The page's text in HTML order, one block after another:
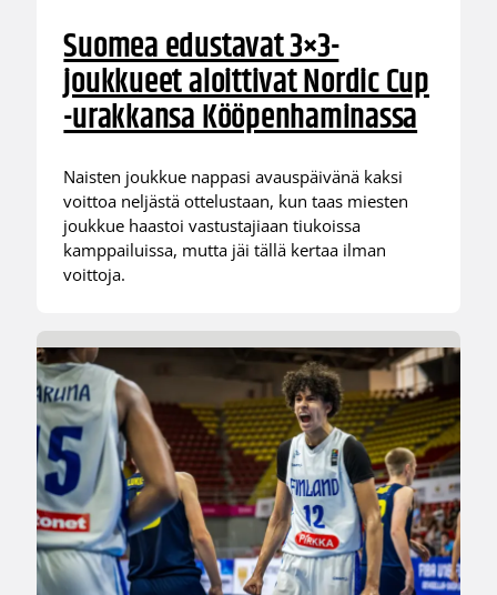
Suomea edustavat 3×3-
joukkueet aloittivat Nordic Cup
-urakkansa Kööpenhaminassa
Naisten joukkue nappasi avauspäivänä kaksi
voittoa neljästä ottelustaan, kun taas miesten
joukkue haastoi vastustajiaan tiukoissa
kamppailuissa, mutta jäi tällä kertaa ilman
voittoja.